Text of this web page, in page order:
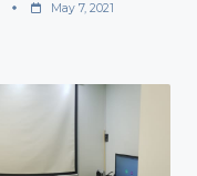
May 7, 2021